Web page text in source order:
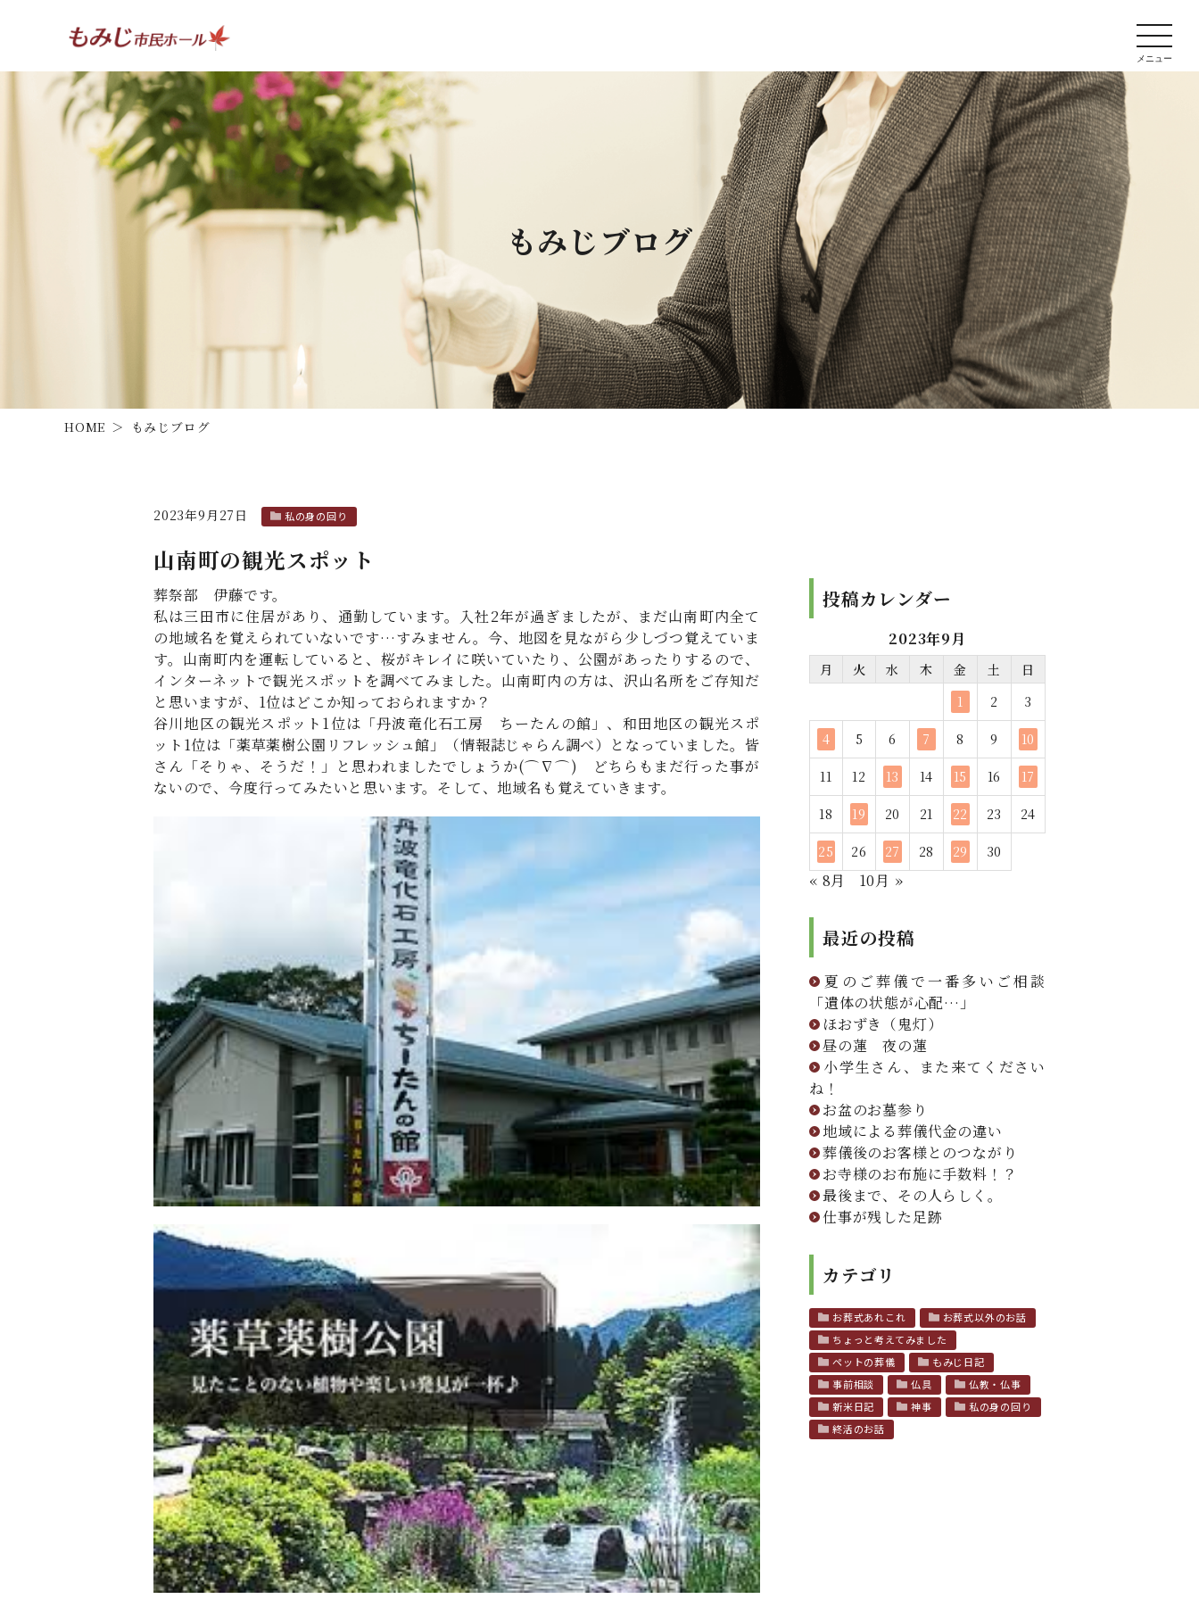
もみじブログ
HOME もみじブログ
2023年9月27日 私の身の回り
山南町の観光スポット
葬祭部 伊藤です。
私は三田市に住居があり、通勤しています。入社2年が過ぎましたが、まだ山南町内全て
の地域名を覚えられていないです…すみません。今、地図を見ながら少しづつ覚えていま
す。山南町内を運転していると、桜がキレイに咲いていたり、公園があったりするので、
インターネットで観光スポットを調べてみました。山南町内の方は、沢山名所をご存知だ
と思いますが、1位はどこか知っておられますか？
谷川地区の観光スポット1位は「丹波竜化石工房 ちーたんの館」、和田地区の観光スポ
ット1位は「薬草薬樹公園リフレッシュ館」（情報誌じゃらん調べ）となっていました。皆
さん「そりゃ、そうだ！」と思われましたでしょうか(⌒∇⌒) どちらもまだ行った事が
ないので、今度行ってみたいと思います。そして、地域名も覚えていきます。
投稿カレンダー
2023年9月
月 火 水 木 金 土
日
1
2 3
4 5 6 7 8 9 10
11 12 13 14 15 16 17
18 19 20 21 22 23 24
25 26 27 28 29 30
« 8月 10月 »
最近の投稿
夏のご葬儀で一番多いご相談
「遺体の状態が心配…」
ほおずき（鬼灯）
昼の蓮 夜の蓮
小学生さん、また来てください
ね！
お盆のお墓参り
地域による葬儀代金の違い
葬儀後のお客様とのつながり
お寺様のお布施に手数料！？
最後まで、その人らしく。
仕事が残した足跡
カテゴリ
お葬式あれこれ
お葬式以外のお話
ちょっと考えてみました
ペットの葬儀
もみじ日記
事前相談
仏具
仏教・仏事
新米日記
神事
私の身の回り
終活のお話